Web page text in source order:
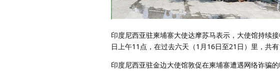
印度尼西亚驻柬埔寨大使达摩苏马表示，大使馆持续
日上午11点，在过去六天（1月16日至21日）里，共
印度尼西亚驻金边大使馆敦促在柬埔寨遭遇网络诈骗